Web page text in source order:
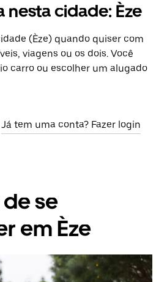
nesta cidade: Èze
(Èze) quando quiser com
viagens ou os dois. Você
carro ou escolher um alugado
Já tem uma conta? Fazer login
se
em Èze